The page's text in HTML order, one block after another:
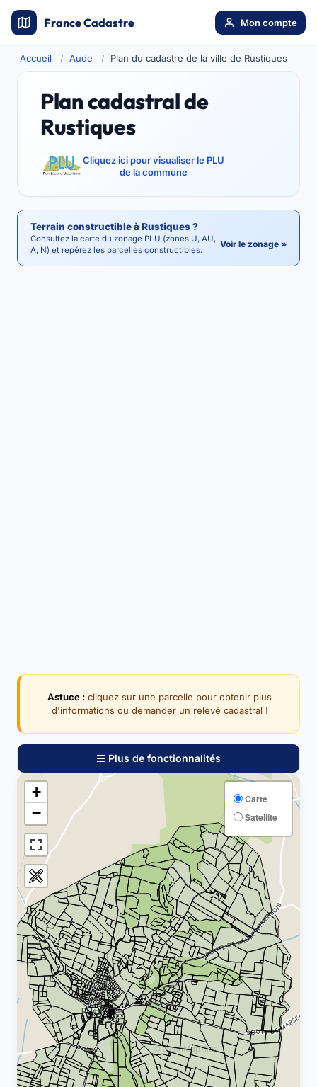
France Cadastre Mon compte
Accueil Aude Plan du cadastre de la ville de Rustiques
Plan cadastral de
Rustiques
Cliquez ici pour visualiser le PLU
de la commune
Terrain constructible à Rustiques ?
Consultez la carte du zonage PLU (zones U, AU,
A, N) et repérez les parcelles constructibles.
Voir le zonage »
Astuce : cliquez sur une parcelle pour obtenir plus
d'informations ou demander un relevé cadastral !
Plus de fonctionnalités
+
−
Carte
Satellite